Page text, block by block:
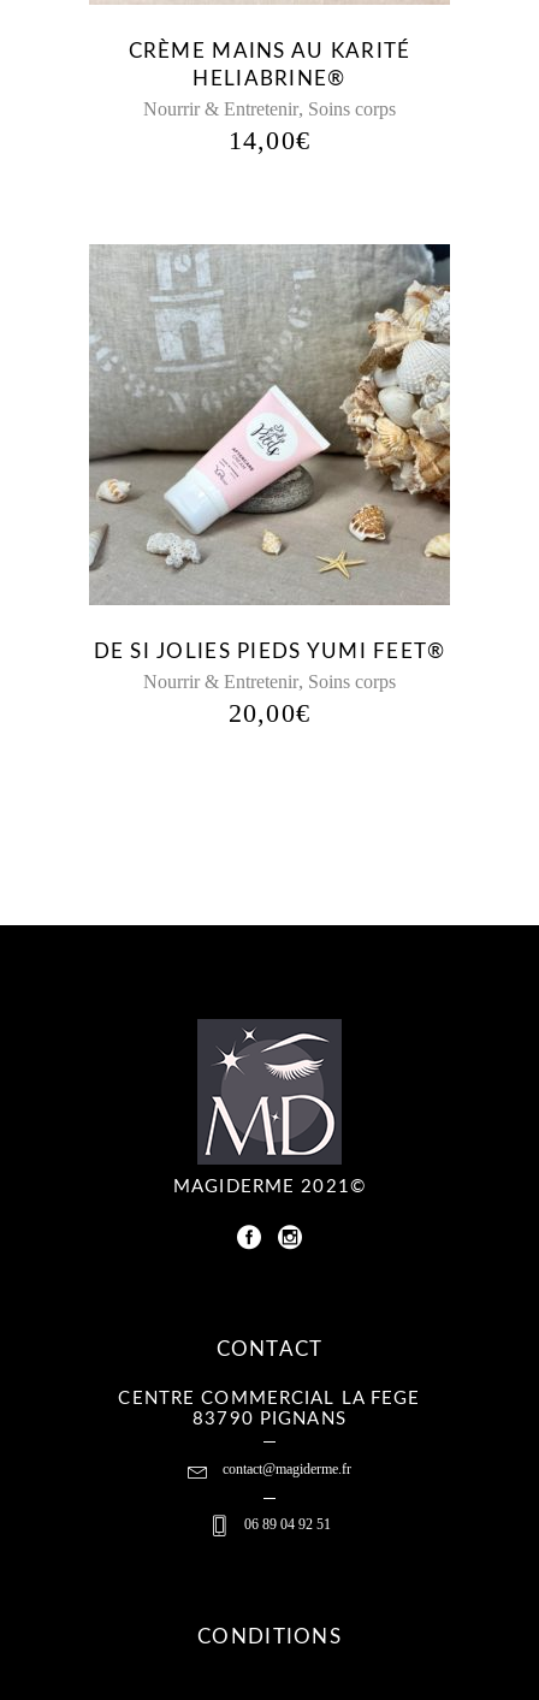
CRÈME MAINS AU KARITÉ
HELIABRINE®
Nourrir & Entretenir, Soins corps
14,00€
DE SI JOLIES PIEDS YUMI FEET®
Nourrir & Entretenir, Soins corps
20,00€
MAGIDERME 2021©
CONTACT
CENTRE COMMERCIAL LA FEGE
83790 PIGNANS
contact@magiderme.fr
06 89 04 92 51
CONDITIONS